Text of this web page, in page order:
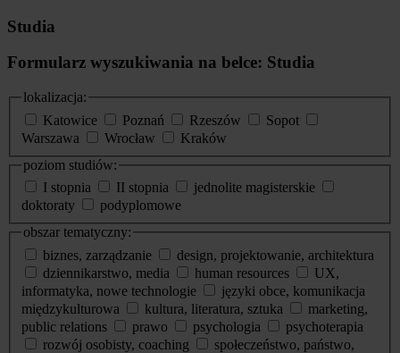
Studia
Formularz wyszukiwania na belce: Studia
lokalizacja:
Katowice
Poznań Rzeszów
Sopot
Warszawa
Wrocław
Kraków
poziom studiów:
I stopnia
II stopnia
jednolite magisterskie
doktoraty
podyplomowe
obszar tematyczny:
biznes, zarządzanie
design, projektowanie, architektura
dziennikarstwo, media
human resources
UX,
informatyka, nowe technologie
języki obce, komunikacja
międzykulturowa
kultura, literatura, sztuka
marketing,
public relations
prawo psychologia
psychoterapia
rozwój osobisty, coaching
społeczeństwo, państwo,